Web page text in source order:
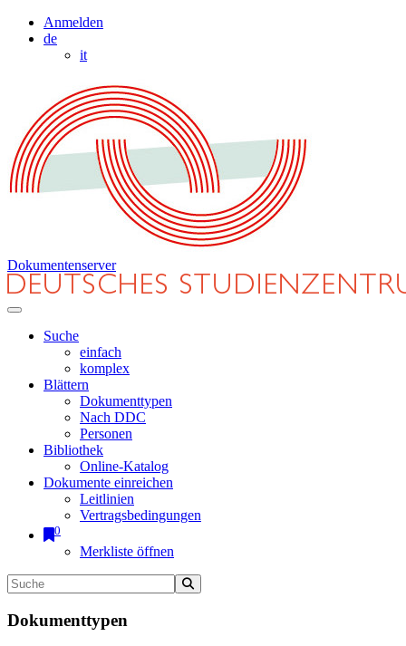
Anmelden
de
it
Dokumentenserver
Suche
einfach
komplex
Blättern
Dokumenttypen
Nach DDC
Personen
Bibliothek
Online-Katalog
Dokumente einreichen
Leitlinien
Vertragsbedingungen
0
Merkliste öffnen
Dokumenttypen